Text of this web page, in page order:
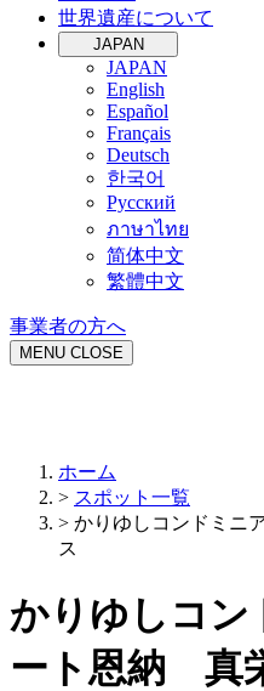
世界遺産について
JAPAN
JAPAN
English
Español
Français
Deutsch
한국어
Русский
ภาษาไทย
简体中文
繁體中文
事業者の方へ
MENU CLOSE
ホーム
> スポット一覧
> かりゆしコンドミニ
ス
かりゆしコン
ート恩納 真